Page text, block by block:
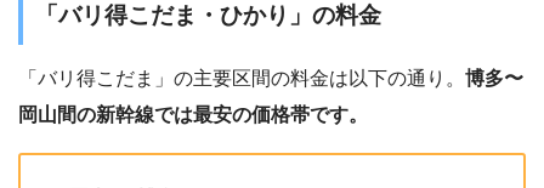
「バリ得こだま・ひかり」の料金
「バリ得こだま」の主要区間の料金は以下の通り。 博多〜
岡山間の新幹線では最安の価格帯です。